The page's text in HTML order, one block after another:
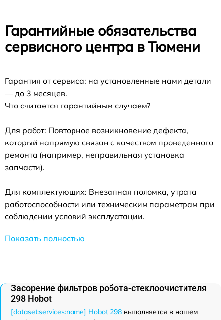
Гарантийные обязательства
сервисного центра в Тюмени
Гарантия от сервиса: на установленные нами детали
— до 3 месяцев.
Что считается гарантийным случаем?
Для работ: Повторное возникновение дефекта,
который напрямую связан с качеством проведенного
ремонта (например, неправильная установка
запчасти).
Для комплектующих: Внезапная поломка, утрата
работоспособности или техническим параметрам при
соблюдении условий эксплуатации.
Показать полностью
Засорение фильтров робота-стеклоочистителя
298 Hobot
[dataset:services:name] Hobot 298 выполняется в нашем